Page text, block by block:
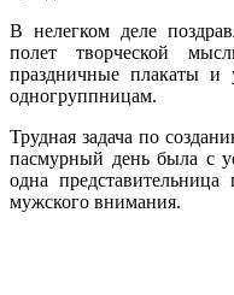
В нелегком деле
полет творческой
праздничные плакаты и
одногруппницам.
Трудная задача по
пасмурный день была с
одна представительница
мужского внимания.